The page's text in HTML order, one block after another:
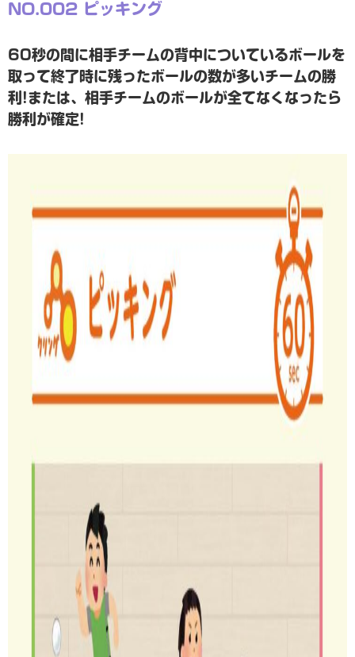
NO.002 ピッキング
60秒の間に相手チームの背中についているボールを
取って終了時に残ったボールの数が多いチームの勝
利!または、相手チームのボールが全てなくなったら
勝利が確定!